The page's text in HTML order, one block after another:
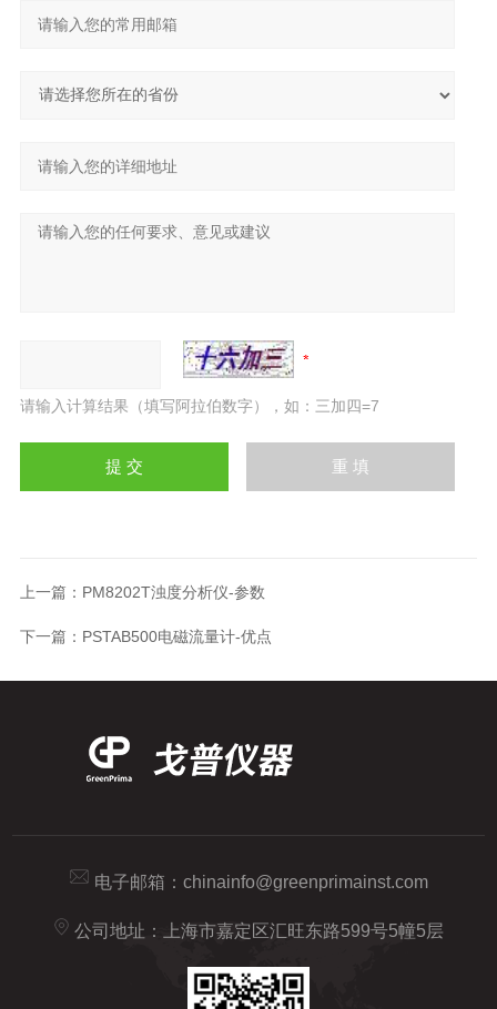
请输入计算结果（填写阿拉伯数字），如：三加四=7
上一篇： PM8202T浊度分析仪-参数
下一篇： PSTAB500电磁流量计-优点
电子邮箱： chinainfo@greenprimainst.com
公司地址：上海市嘉定区汇旺东路599号5幢5层